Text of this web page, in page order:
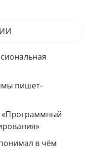
пишет-
«Программный
в чём